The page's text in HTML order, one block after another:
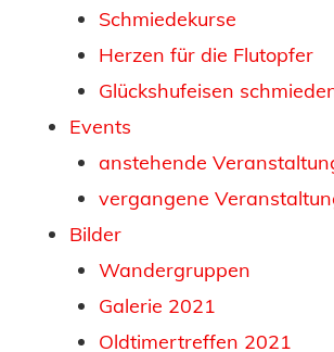
Schmiedekurse
Herzen für die Flutopfer
Glückshufeisen
Events
anstehende
vergangene
Bilder
Wandergruppen
Galerie 2021
Oldtimertreffen 2021